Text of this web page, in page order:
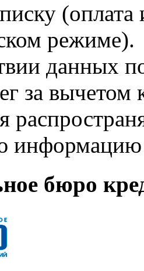
режиме).
данных
за
информацию
бюро